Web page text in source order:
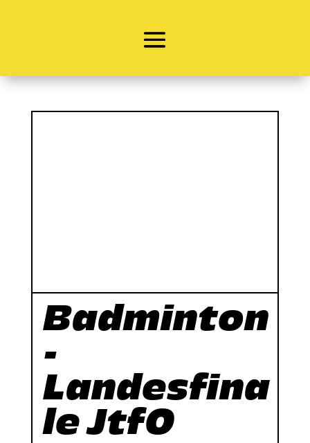
Badminton
-
Landesfina
le JtfO